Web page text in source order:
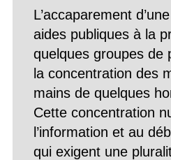
L’accaparement
aides publiques à la
quelques groupes de
la concentration des
mains de quelques
Cette concentration
l’information et au
qui exigent une